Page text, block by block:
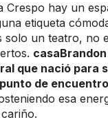
Crespo hay un
etiqueta
solo un teatro, no
que nació para
de encuentro
esa